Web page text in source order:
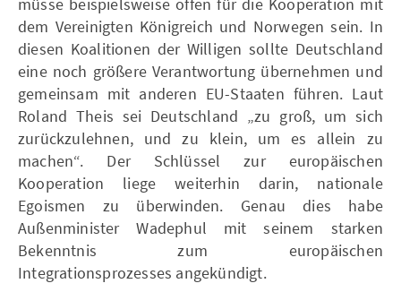
dem Vereinigten Königreich und Norwegen sein. In
diesen Koalitionen der Willigen sollte Deutschland
eine noch größere Verantwortung übernehmen und
gemeinsam mit anderen EU-Staaten führen. Laut
Roland Theis sei Deutschland „zu groß, um sich
zurückzulehnen, und zu klein, um es allein zu
machen“. Der Schlüssel zur europäischen
Kooperation liege weiterhin darin, nationale
Egoismen zu überwinden. Genau dies habe
Außenminister Wadephul mit seinem starken
Bekenntnis zum europäischen
Integrationsprozesses angekündigt.